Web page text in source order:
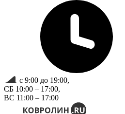
с 9:00 до 19:00,
СБ 10:00 – 17:00,
ВС 11:00 – 17:00